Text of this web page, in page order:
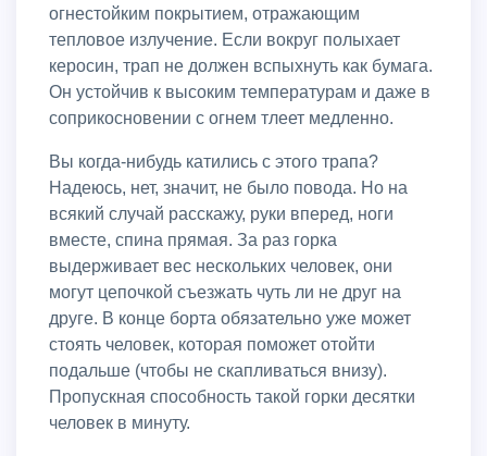
огнестойким покрытием, отражающим
тепловое излучение. Если вокруг полыхает
керосин, трап не должен вспыхнуть как бумага.
Он устойчив к высоким температурам и даже в
соприкосновении с огнем тлеет медленно.
Вы когда-нибудь катились с этого трапа?
Надеюсь, нет, значит, не было повода. Но на
всякий случай расскажу, руки вперед, ноги
вместе, спина прямая. За раз горка
выдерживает вес нескольких человек, они
могут цепочкой съезжать чуть ли не друг на
друге. В конце борта обязательно уже может
стоять человек, которая поможет отойти
подальше (чтобы не скапливаться внизу).
Пропускная способность такой горки десятки
человек в минуту.